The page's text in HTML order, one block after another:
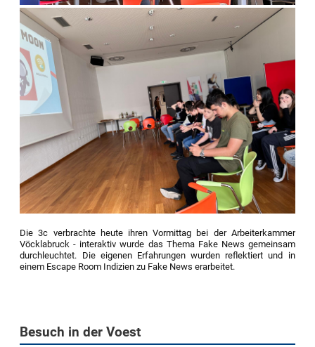
Die 3c verbrachte heute ihren Vormittag bei der Arbeiterkammer
Vöcklabruck - interaktiv wurde das Thema Fake News gemeinsam
durchleuchtet. Die eigenen Erfahrungen wurden reflektiert und in
einem Escape Room Indizien zu Fake News erarbeitet.
Besuch in der Voest